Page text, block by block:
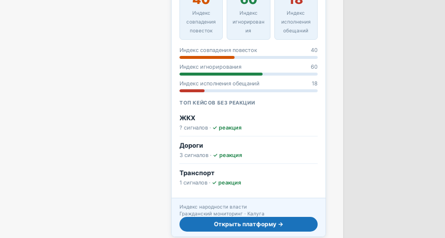
Индекс
совпадения
повесток
Индекс
игнорирован
ия
Индекс
исполнения
обещаний
Индекс совпадения повесток 40
Индекс игнорирования 60
Индекс исполнения обещаний 18
ТОП КЕЙСОВ БЕЗ РЕАКЦИИ
ЖКХ
? сигналов · ✓ реакция
Дороги
3 сигналов · ✓ реакция
Транспорт
1 сигналов · ✓ реакция
Индекс народности власти
Гражданский мониторинг · Калуга
Открыть платформу →